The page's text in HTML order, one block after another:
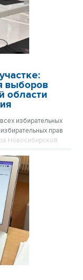
выборов
области
избирательных
прав
Новосибирской
подготовку